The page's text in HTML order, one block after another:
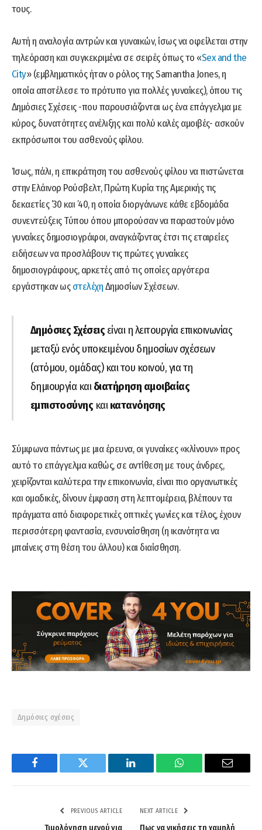
τους.
Αυτή η αναλογία αντρών και γυναικών, ίσως να οφείλεται στην
τηλεόραση και συγκεκριμένα σε σειρές όπως το «Sex and the
City» (εμβληματικός ήταν ο ρόλος της Samantha Jones, η
οποία αποτέλεσε το πρότυπο για πολλές γυναίκες), όπου τις
Δημόσιες Σχέσεις -που παρουσιάζονται ως ένα επάγγελμα με
κύρος, δυνατότητες ανέλιξης και πολύ καλές αμοιβές- ασκούν
εκπρόσωποι του ασθενούς φίλου.
Ίσως, πάλι, η επικράτηση του ασθενούς φίλου να πιστώνεται
στην Ελάινορ Ρούσβελτ, Πρώτη Κυρία της Αμερικής τις
δεκαετίες ’30 και ’40, η οποία διοργάνωνε κάθε εβδομάδα
συνεντεύξεις Τύπου όπου μπορούσαν να παραστούν μόνο
γυναίκες δημοσιογράφοι, αναγκάζοντας έτσι τις εταιρείες
ειδήσεων να προσλάβουν τις πρώτες γυναίκες
δημοσιογράφους, αρκετές από τις οποίες αργότερα
εργάστηκαν ωςστελέχηΔημοσίων Σχέσεων.
Δημόσιες Σχέσειςείναι η λειτουργία επικοινωνίας
μεταξύ ενός υποκειμένου δημοσίωνσχέσεων
(ατόμου, ομάδας) και του κοινού, για τη
δημιουργία καιδιατήρηση αμοιβαίας
εμπιστοσύνηςκαικατανόησης
Σύμφωνα πάντως με μια έρευνα, οι γυναίκες «κλίνουν» προς
αυτό το επάγγελμα καθώς, σε αντίθεση με τους άνδρες,
χειρίζονται καλύτερα την επικοινωνία, είναι πιο οργανωτικές
και ομαδικές, δίνουν έμφαση στη λεπτομέρεια, βλέπουν τα
πράγματα από διαφορετικές οπτικές γωνίες και τέλος, έχουν
περισσότερη φαντασία, ενσυναίσθηση (η ικανότητα να
μπαίνεις στη θέση του άλλου) και διαίσθηση.
Δημόσιες σχέσεις
Facebook Twitter LinkedIn WhatsApp Email
PREVIOUS ARTICLE
Τιμολόγηση μενού για
NEXT ARTICLE
Πως να νικήσεις τη χαμηλή